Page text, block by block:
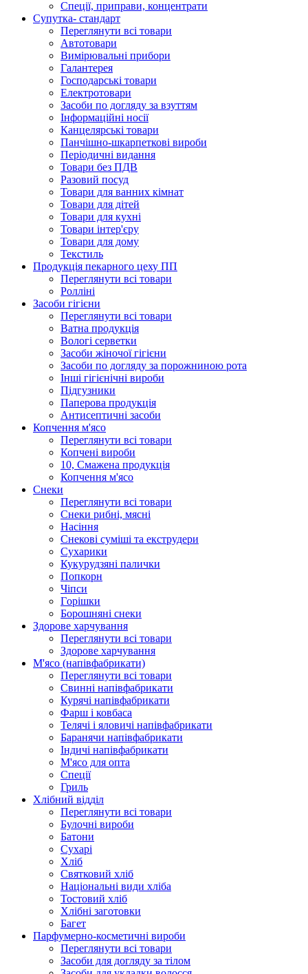
Спеції, приправи, концентрати
Супутка- стандарт
Переглянути всі товари
Автотовари
Вимірювальні прибори
Галантерея
Господарські товари
Електротовари
Засоби по догляду за взуттям
Інформаційні носії
Канцелярські товари
Панчішно-шкарпеткові вироби
Періодичні видання
Товари без ПДВ
Разовий посуд
Товари для ванних кімнат
Товари для дітей
Товари для кухні
Товари інтер'єру
Товари для дому
Текстиль
Продукцiя пекарного цеху ПП
Переглянути всі товари
Ролліні
Засоби гігієни
Переглянути всі товари
Ватна продукція
Вологi серветки
Засоби жіночої гігієни
Засоби по догляду за порожниною рота
Інші гігієнічні вироби
Підгузники
Паперова продукція
Антисептичні засоби
Копчення м'ясо
Переглянути всі товари
Копчені вироби
10, Смажена продукція
Копчення м'ясо
Снеки
Переглянути всі товари
Снеки рибні, мясні
Насіння
Снекові суміші та екструдери
Сухарики
Кукурудзяні пaлички
Попкорн
Чіпси
Гoрішки
Борошняні снеки
Здорове харчування
Переглянути всі товари
Здорове харчування
М'ясо (напiвфабрикати)
Переглянути всі товари
Свиннi напiвфабрикати
Курячi напiвфабрикати
Фарш i ковбаса
Телячi i яловичi напiвфабрикати
Баранячи напiвфабрикати
Iндичi напiвфабрикати
М'ясо для опта
Спеції
Гриль
Хлібний відділ
Переглянути всі товари
Булочні вироби
Батони
Сухарі
Хліб
Святковий хліб
Національні види хліба
Тостовий хліб
Хлібні заготовки
Багет
Парфумерно-косметичні вироби
Переглянути всі товари
Засоби для догляду за тілом